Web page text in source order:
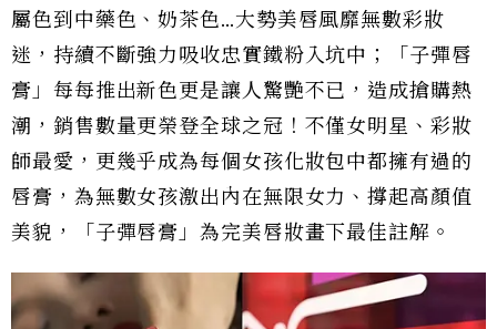
屬色到中藥色、奶茶色…大勢美唇風靡無數彩妝
迷，持續不斷強力吸收忠實鐵粉入坑中；「子彈唇
膏」每每推出新色更是讓人驚艷不已，造成搶購熱
潮，銷售數量更榮登全球之冠！不僅女明星、彩妝
師最愛，更幾乎成為每個女孩化妝包中都擁有過的
唇膏，為無數女孩激出內在無限女力、撐起高顏值
美貌，「子彈唇膏」為完美唇妝畫下最佳註解。